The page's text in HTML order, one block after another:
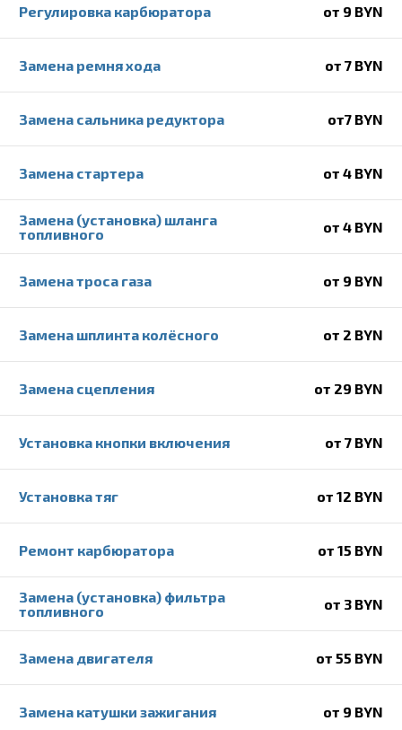
Регулировка карбюратора от 9 BYN
Замена ремня хода от 7 BYN
Замена сальника редуктора от7 BYN
Замена стартера от 4 BYN
Замена (установка) шланга
топливного
от 4 BYN
Замена троса газа от 9 BYN
Замена шплинта колёсного от 2 BYN
Замена сцепления от 29 BYN
Установка кнопки включения от 7 BYN
Установка тяг от 12 BYN
Ремонт карбюратора от 15 BYN
Замена (установка) фильтра
топливного
от 3 BYN
Замена двигателя от 55 BYN
Замена катушки зажигания от 9 BYN